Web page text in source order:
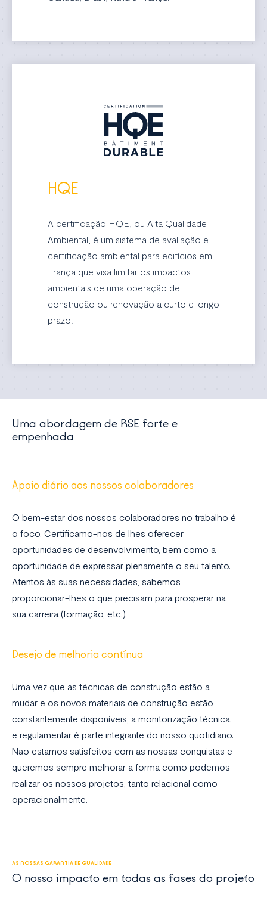
HQE
A certificação HQE, ou Alta Qualidade
Ambiental, é um sistema de avaliação e
certificação ambiental para edifícios em
França que visa limitar os impactos
ambientais de uma operação de
construção ou renovação a curto e longo
prazo.
Uma abordagem de RSE forte e
empenhada
Apoio diário aos nossos colaboradores
O bem-estar dos nossos colaboradores no trabalho é
o foco. Certificamo-nos de lhes oferecer
oportunidades de desenvolvimento, bem como a
oportunidade de expressar plenamente o seu talento.
Atentos às suas necessidades, sabemos
proporcionar-lhes o que precisam para prosperar na
sua carreira (formação, etc.).
Desejo de melhoria contínua
Uma vez que as técnicas de construção estão a
mudar e os novos materiais de construção estão
constantemente disponíveis, a monitorização técnica
e regulamentar é parte integrante do nosso quotidiano.
Não estamos satisfeitos com as nossas conquistas e
queremos sempre melhorar a forma como podemos
realizar os nossos projetos, tanto relacional como
operacionalmente.
AS NOSSAS GARANTIA DE QUALIDADE
O nosso impacto em todas as fases do projeto